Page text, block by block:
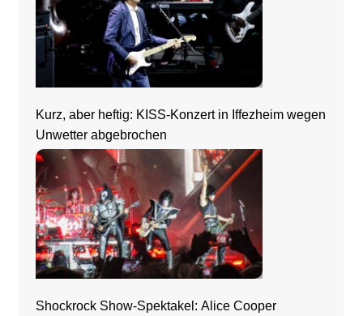
Kurz, aber heftig: KISS-Konzert in Iffezheim wegen
Unwetter abgebrochen
Shockrock Show-Spektakel: Alice Cooper